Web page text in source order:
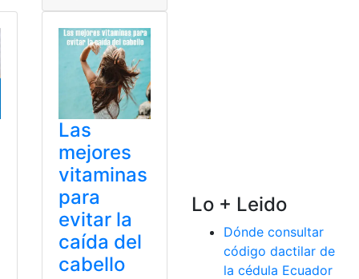
Las
mejores
vitaminas
para
evitar la
caída del
cabello
Lo + Leido
Dónde consultar
código dactilar de
la cédula Ecuador